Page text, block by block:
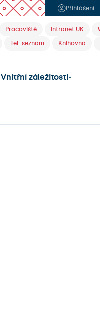
Přihlášení
Pracoviště Intranet UK
Tel. seznam Knihovna
Vnitřní záležitosti